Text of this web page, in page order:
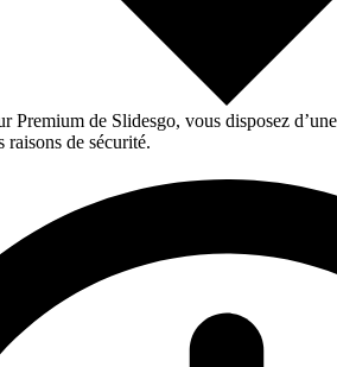
Premium de Slidesgo, vous disposez
raisons de sécurité.